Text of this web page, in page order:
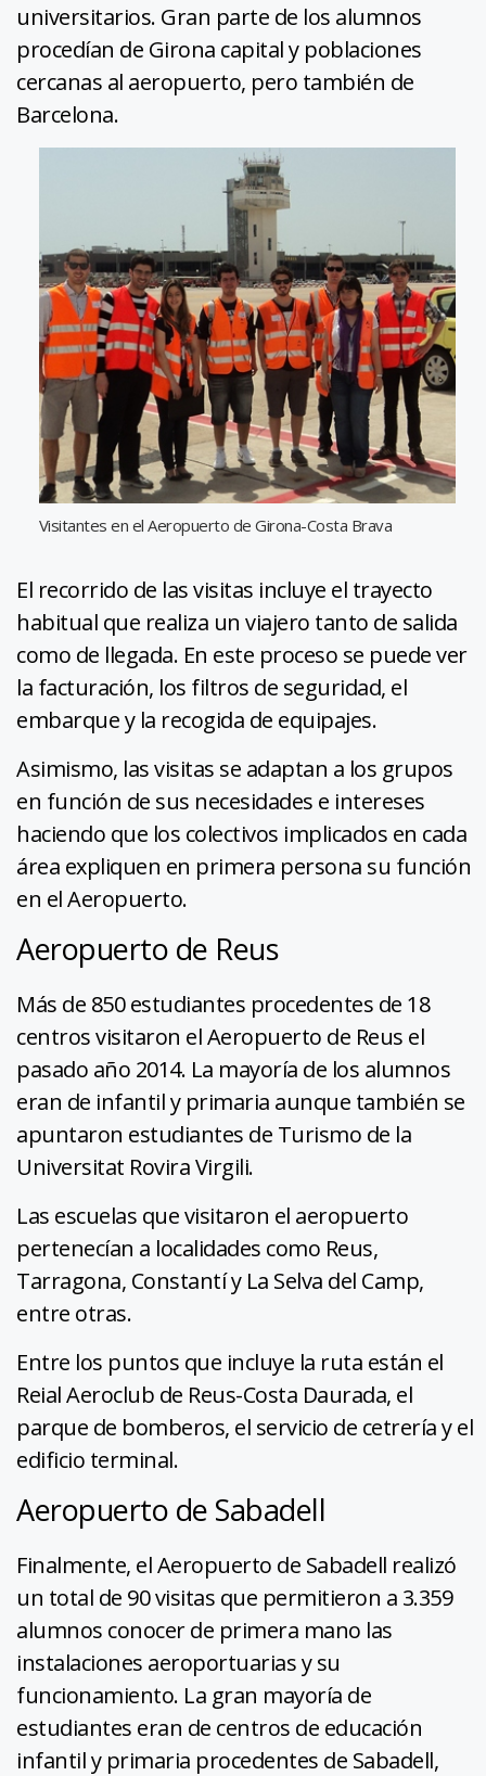
universitarios. Gran parte de los alumnos
procedían de Girona capital y poblaciones
cercanas al aeropuerto, pero también de
Barcelona.
Visitantes en el Aeropuerto de Girona-Costa Brava
El recorrido de las visitas incluye el trayecto
habitual que realiza un viajero tanto de salida
como de llegada. En este proceso se puede ver
la facturación, los filtros de seguridad, el
embarque y la recogida de equipajes.
Asimismo, las visitas se adaptan a los grupos
en función de sus necesidades e intereses
haciendo que los colectivos implicados en cada
área expliquen en primera persona su función
en el Aeropuerto.
Aeropuerto de Reus
Más de 850 estudiantes procedentes de 18
centros visitaron el Aeropuerto de Reus el
pasado año 2014. La mayoría de los alumnos
eran de infantil y primaria aunque también se
apuntaron estudiantes de Turismo de la
Universitat Rovira Virgili.
Las escuelas que visitaron el aeropuerto
pertenecían a localidades como Reus,
Tarragona, Constantí y La Selva del Camp,
entre otras.
Entre los puntos que incluye la ruta están el
Reial Aeroclub de Reus-Costa Daurada, el
parque de bomberos, el servicio de cetrería y el
edificio terminal.
Aeropuerto de Sabadell
Finalmente, el Aeropuerto de Sabadell realizó
un total de 90 visitas que permitieron a 3.359
alumnos conocer de primera mano las
instalaciones aeroportuarias y su
funcionamiento. La gran mayoría de
estudiantes eran de centros de educación
infantil y primaria procedentes de Sabadell,